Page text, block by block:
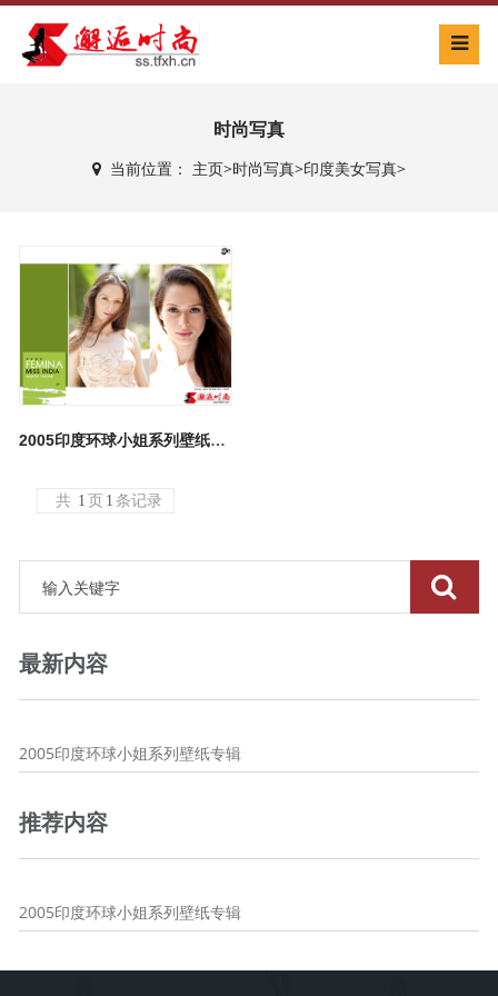
时尚写真
当前位置： 主页>时尚写真>印度美女写真>
2005印度环球小姐系列壁纸专辑
共 1 页 1 条记录
最新内容
2005印度环球小姐系列壁纸专辑
推荐内容
2005印度环球小姐系列壁纸专辑